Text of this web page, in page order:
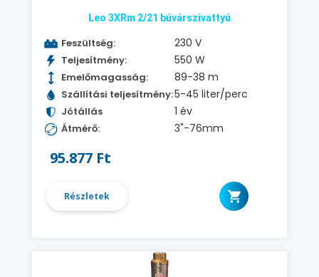
Leo 3XRm 2/21 búvárszivattyú
Feszültség: 230 V
Teljesítmény: 550 W
Emelőmagasság: 89-38 m
Szállítási teljesítmény:5-45 liter/perc
Jótállás 1 év
Átmérő: 3"-76mm
95.877 Ft
Részletek